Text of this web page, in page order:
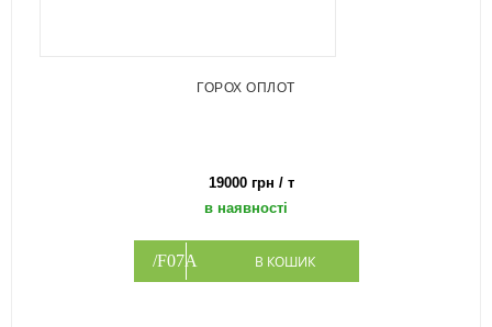
ГОРОХ ОПЛОТ
19000 грн / т
в наявності
В КОШИК